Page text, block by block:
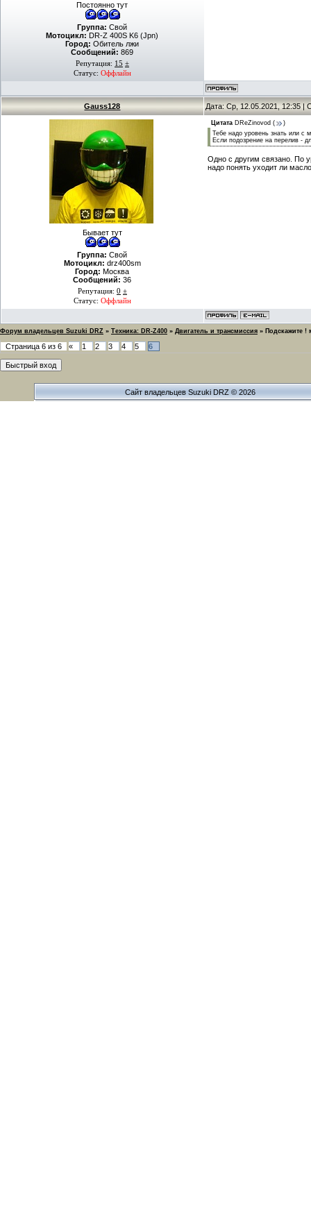
Постоянно тут
Группа: Свой
Мотоцикл: DR-Z 400S K6 (Jpn)
Город: Обитель лжи
Сообщений: 869
Репутация: 15 ±
Статус: Оффлайн
Gauss128 Дата: Ср, 12.05.2021, 12:35 |
Бывает тут
Группа: Свой
Мотоцикл: drz400sm
Город: Москва
Сообщений: 36
Репутация: 0 ±
Статус: Оффлайн
Цитата DReZinovod (
)
Тебе надо уровень знать или с
Если подозрение на перелив -
Одно с другим связано. По
надо понять уходит ли
Форум владельцев Suzuki DRZ » Техника: DR-Z400 » Двигатель и трансмиссия » Подскажите !
Страница 6 из 6 « 1 2 3 4 5 6
Сайт владельцев Suzuki DRZ © 2026